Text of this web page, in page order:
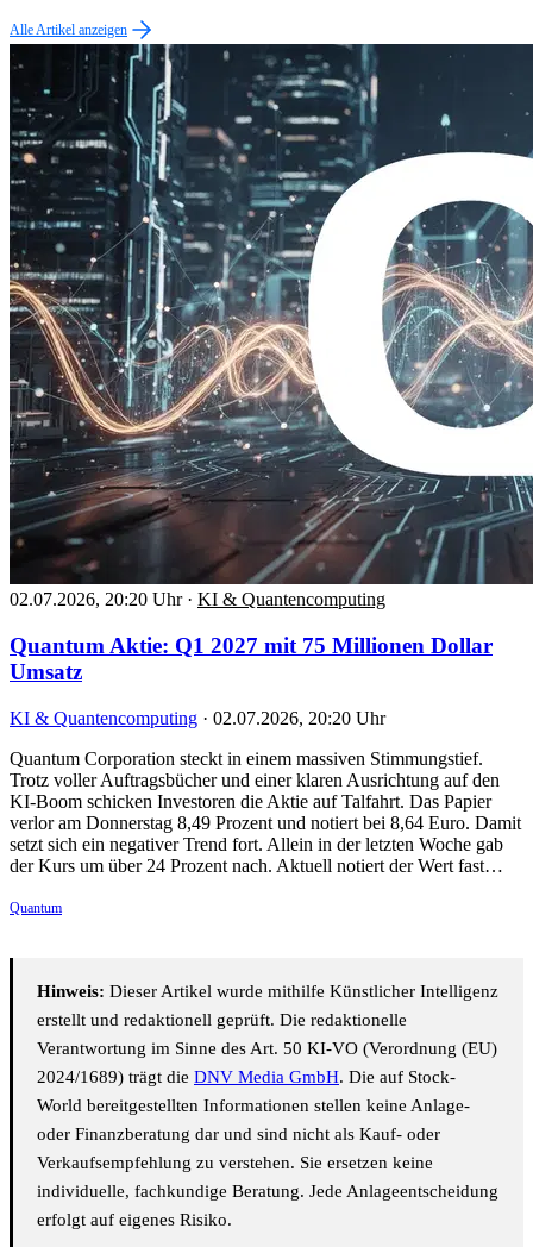
Alle Artikel anzeigen
02.07.2026, 20:20 Uhr · KI & Quantencomputing
Quantum Aktie: Q1 2027 mit 75 Millionen Dollar
Umsatz
KI & Quantencomputing · 02.07.2026, 20:20 Uhr
Quantum Corporation steckt in einem massiven Stimmungstief.
Trotz voller Auftragsbücher und einer klaren Ausrichtung auf den
KI-Boom schicken Investoren die Aktie auf Talfahrt. Das Papier
verlor am Donnerstag 8,49 Prozent und notiert bei 8,64 Euro. Damit
setzt sich ein negativer Trend fort. Allein in der letzten Woche gab
der Kurs um über 24 Prozent nach. Aktuell notiert der Wert fast…
Quantum
Hinweis: Dieser Artikel wurde mithilfe Künstlicher Intelligenz
erstellt und redaktionell geprüft. Die redaktionelle
Verantwortung im Sinne des Art. 50 KI-VO (Verordnung (EU)
2024/1689) trägt die DNV Media GmbH. Die auf Stock-
World bereitgestellten Informationen stellen keine Anlage-
oder Finanzberatung dar und sind nicht als Kauf- oder
Verkaufsempfehlung zu verstehen. Sie ersetzen keine
individuelle, fachkundige Beratung. Jede Anlageentscheidung
erfolgt auf eigenes Risiko.